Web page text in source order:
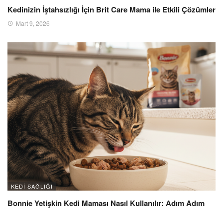
Kedinizin İştahsızlığı İçin Brit Care Mama ile Etkili Çözümler
Mart 9, 2026
KEDI SAĞLIĞI
Bonnie Yetişkin Kedi Maması Nasıl Kullanılır: Adım Adım